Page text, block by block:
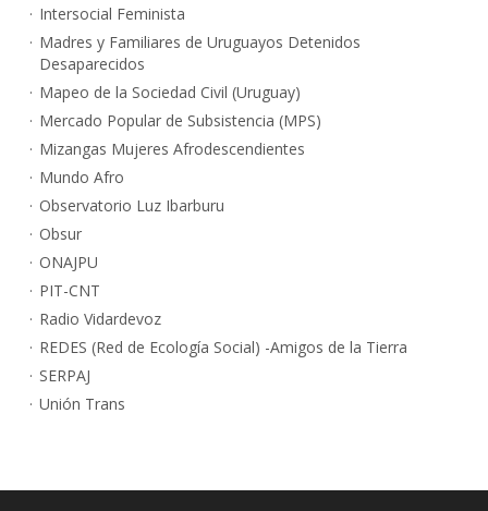
Intersocial Feminista
Madres y Familiares de Uruguayos Detenidos
Desaparecidos
Mapeo de la Sociedad Civil (Uruguay)
Mercado Popular de Subsistencia (MPS)
Mizangas Mujeres Afrodescendientes
Mundo Afro
Observatorio Luz Ibarburu
Obsur
ONAJPU
PIT-CNT
Radio Vidardevoz
REDES (Red de Ecología Social) -Amigos de la Tierra
SERPAJ
Unión Trans